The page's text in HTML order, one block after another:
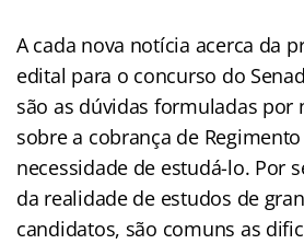
A cada nova notícia acerca da
edital para o concurso do
são as dúvidas formuladas por
sobre a cobrança de
necessidade de estudá-lo. Por
da realidade de estudos de
candidatos, são comuns as